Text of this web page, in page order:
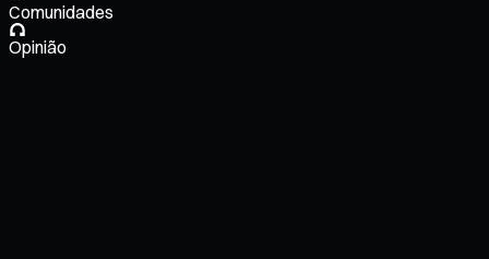
Comunidades
Opinião